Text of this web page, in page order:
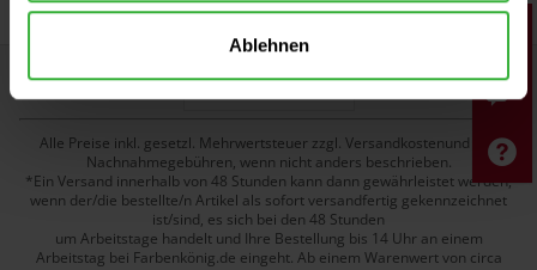
Ablehnen
Wir versenden mit
Alle Preise inkl. gesetzl. Mehrwertsteuer zzgl. Versandkostenund ggf.
Nachnahmegebühren, wenn nicht anders beschrieben.
*Ein Versand innerhalb von 48 Stunden kann dann gewährleistet werden,
wenn der/die bestellte/n Artikel als sofort versandfertig gekennzeichnet
ist/sind, es sich bei den 48 Stunden
um Arbeitstage handelt und Ihre Bestellung bis 14 Uhr an einem
Arbeitstag bei Farbenkönig.de eingeht. Ab einem Warenwert von circa